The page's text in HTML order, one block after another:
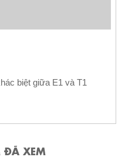
biệt giữa E1 và T1
ĐÃ XEM